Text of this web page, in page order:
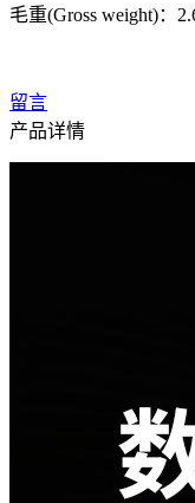
毛重(Gross weight)：
留言
产品详情